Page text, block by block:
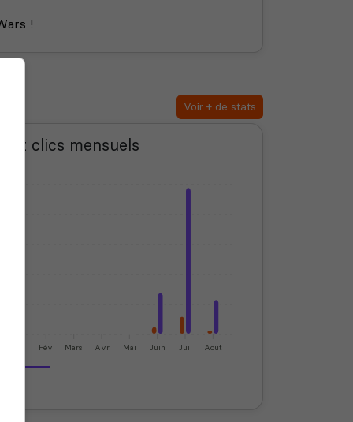
!
Voir + de stats
et clics mensuels
Fév Mars Avr Mai Juin Juil Aout